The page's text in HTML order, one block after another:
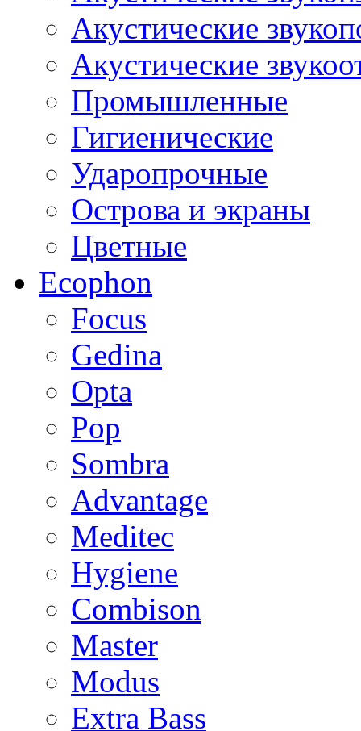
Акустические
Акустические
Промышленные
Гигиенические
Ударопрочные
Острова и экраны
Цветные
Ecophon
Focus
Gedina
Opta
Pop
Sombra
Advantage
Meditec
Hygiene
Combison
Master
Modus
Extra Bass